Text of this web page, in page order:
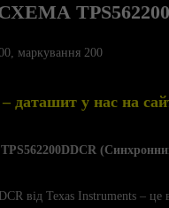
маркування 200
даташит у нас на
від Texas Instruments –